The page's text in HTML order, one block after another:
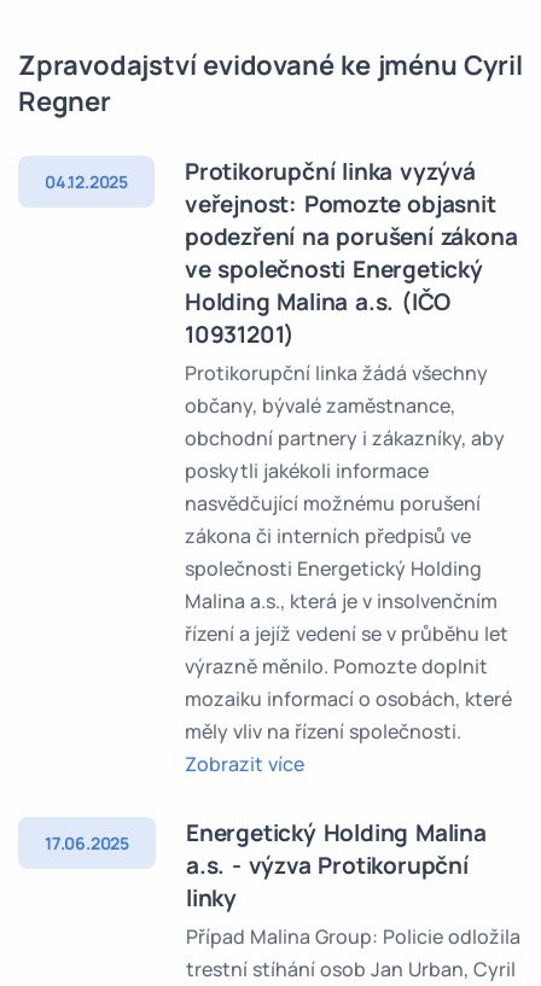
Zpravodajství evidované ke jménu Cyril
Regner
04.12.2025
Protikorupční linka vyzývá
veřejnost: Pomozte objasnit
podezření na porušení zákona
ve společnosti Energetický
Holding Malina a.s. (IČO
10931201)
Protikorupční linka žádá všechny
občany, bývalé zaměstnance,
obchodní partnery i zákazníky, aby
poskytli jakékoli informace
nasvědčující možnému porušení
zákona či interních předpisů ve
společnosti Energetický Holding
Malina a.s., která je v insolvenčním
řízení a jejíž vedení se v průběhu let
výrazně měnilo. Pomozte doplnit
mozaiku informací o osobách, které
měly vliv na řízení společnosti.
Zobrazit více
17.06.2025
Energetický Holding Malina
a.s. - výzva Protikorupční
linky
Případ Malina Group: Policie odložila
trestní stíhání osob Jan Urban, Cyril